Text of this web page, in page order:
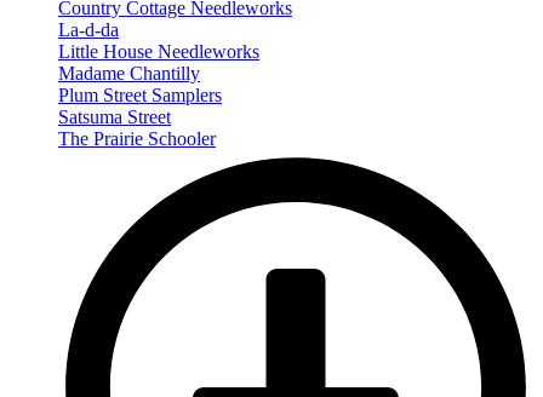
Country Cottage Needleworks
La-d-da
Little House Needleworks
Madame Chantilly
Plum Street Samplers
Satsuma Street
The Prairie Schooler